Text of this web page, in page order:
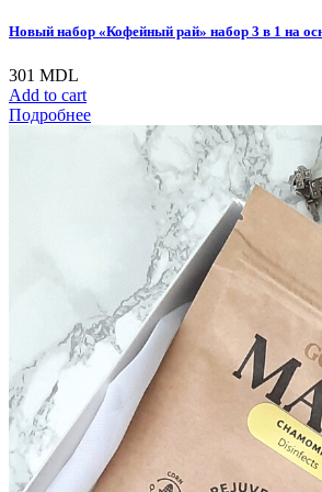
Новый набор «Кофейный рай» набор 3 в 1 на
301 MDL
Add to cart
Подробнее